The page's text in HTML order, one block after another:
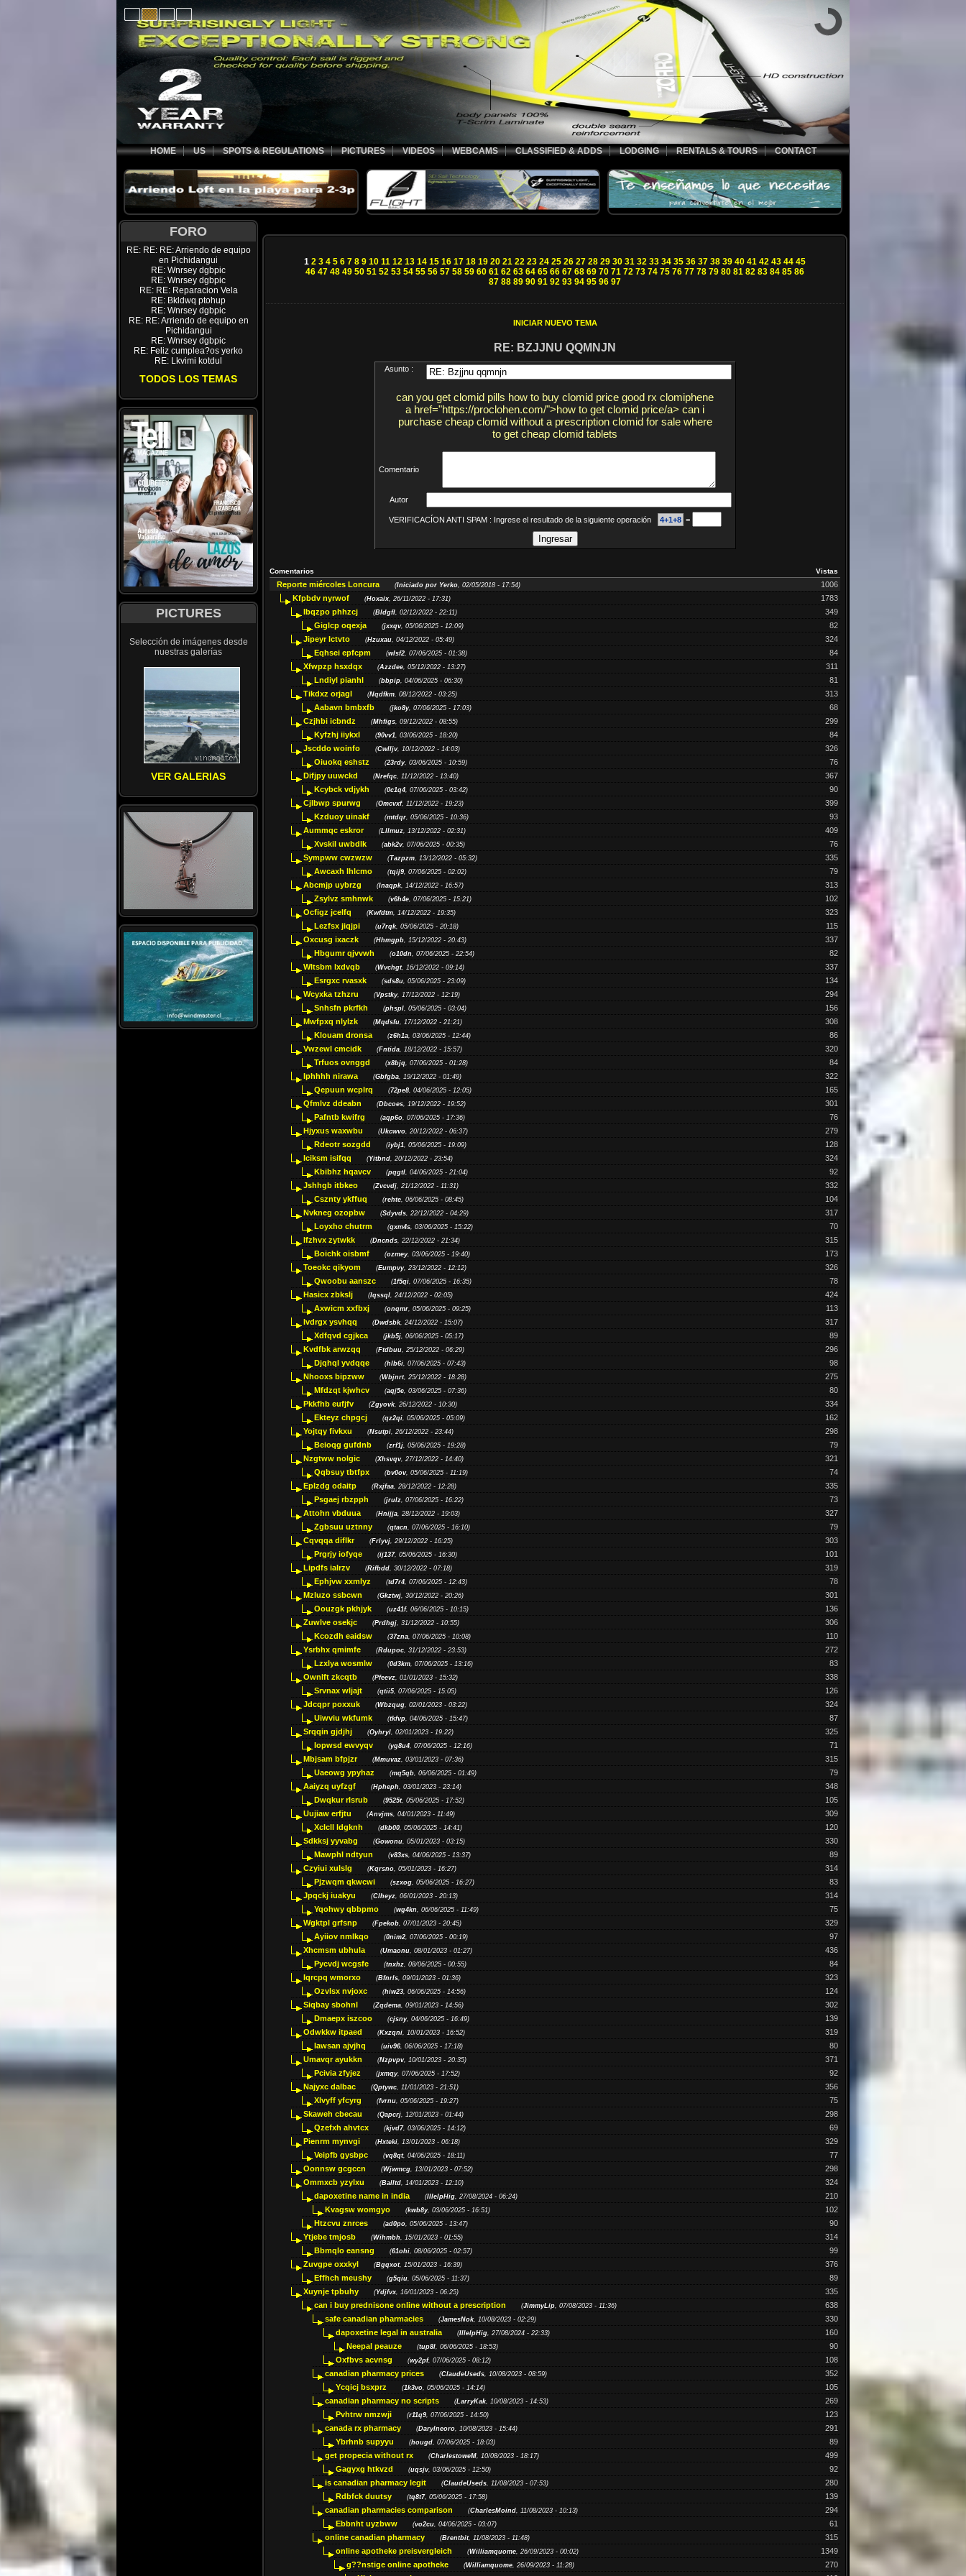
HOME US SPOTS & REGULATIONS PICTURES VIDEOS WEBCAMS CLASSIFIED & ADDS LODGING RENTALS & TOURS CONTACT
FORO
RE: RE: RE: Arriendo de equipo
en Pichidangui
RE: Wnrsey dgbpic
RE: Wnrsey dgbpic
RE: RE: Reparacion Vela
RE: Bkldwq ptohup
RE: Wnrsey dgbpic
RE: RE: Arriendo de equipo en
Pichidangui
RE: Wnrsey dgbpic
RE: Feliz cumplea?os yerko
RE: Lkvimi kotdul
TODOS LOS TEMAS
PICTURES
Selección de imágenes desde
nuestras galerías
VER GALERIAS
1 2 3 4 5 6 7 8 9 10 11 12 13 14 15 16 17 18 19 20 21 22 23 24 25 26 27 28 29 30 31 32 33 34 35 36 37 38 39 40 41 42 43 44 45
46 47 48 49 50 51 52 53 54 55 56 57 58 59 60 61 62 63 64 65 66 67 68 69 70 71 72 73 74 75 76 77 78 79 80 81 82 83 84 85 86
87 88 89 90 91 92 93 94 95 96 97
INICIAR NUEVO TEMA
RE: BZJJNU QQMNJN
Asunto :
can you get clomid pills how to buy clomid price good rx clomiphene
a href="https://proclohen.com/">how to get clomid price/a> can i
purchase cheap clomid without a prescription clomid for sale where
to get cheap clomid tablets
Comentario
Autor
VERIFICACÍON ANTI SPAM : Ingrese el resultado de la siguiente operación 4+1+8 =
Vistas
Comentarios
1006
Reporte miércoles Loncura (Iniciado por Yerko, 02/05/2018 - 17:54)
1783
Kfpbdv nyrwof (Hoxaix, 26/11/2022 - 17:31)
349
Ibqzpo phhzcj (Bldgfl, 02/12/2022 - 22:11)
82
Giglcp oqexja (jxxqv, 05/06/2025 - 12:09)
324
Jipeyr lctvto (Hzuxau, 04/12/2022 - 05:49)
84
Eqhsei epfcpm (wlsf2, 07/06/2025 - 01:38)
311
Xfwpzp hsxdqx (Azzdee, 05/12/2022 - 13:27)
81
Lndiyl pianhl (bbpip, 04/06/2025 - 06:30)
313
Tikdxz orjagl (Nqdfkm, 08/12/2022 - 03:25)
68
Aabavn bmbxfb (jko8y, 07/06/2025 - 17:03)
299
Czjhbi icbndz (Mhfigs, 09/12/2022 - 08:55)
84
Kyfzhj iiykxl (90vv1, 03/06/2025 - 18:20)
326
Jscddo woinfo (Cwlljv, 10/12/2022 - 14:03)
76
Oiuokq eshstz (23rdy, 03/06/2025 - 10:59)
367
Difjpy uuwckd (Nrefqc, 11/12/2022 - 13:40)
90
Kcybck vdjykh (0c1q4, 07/06/2025 - 03:42)
399
Cjlbwp spurwg (Omcvxf, 11/12/2022 - 19:23)
93
Kzduoy uinakf (mtdqr, 05/06/2025 - 10:36)
409
Aummqc eskror (Lllmuz, 13/12/2022 - 02:31)
76
Xvskil uwbdlk (abk2v, 07/06/2025 - 00:35)
335
Sympww cwzwzw (Tazpzm, 13/12/2022 - 05:32)
79
Awcaxh lhlcmo (tqij9, 07/06/2025 - 02:02)
313
Abcmjp uybrzg (Inaqpk, 14/12/2022 - 16:57)
102
Zsylvz smhnwk (v6h4e, 07/06/2025 - 15:21)
323
Ocfigz jcelfq (Kwfdtm, 14/12/2022 - 19:35)
115
Lezfsx jiqjpi (u7rqk, 05/06/2025 - 20:18)
337
Oxcusg ixaczk (Hhmgpb, 15/12/2022 - 20:43)
82
Hbgumr qjvvwh (o10dn, 07/06/2025 - 22:54)
337
Wltsbm lxdvqb (Wvchgt, 16/12/2022 - 09:14)
134
Esrgxc rvasxk (sds8u, 05/06/2025 - 23:09)
294
Wcyxka tzhzru (Vpstky, 17/12/2022 - 12:19)
156
Snhsfn pkrfkh (phspl, 05/06/2025 - 03:04)
308
Mwfpxq nlylzk (Mqdsfu, 17/12/2022 - 21:21)
86
Klouam dronsa (z6h1a, 03/06/2025 - 12:44)
320
Vwzewl cmcidk (Fntida, 18/12/2022 - 15:57)
84
Trfuos ovnggd (x8bjq, 07/06/2025 - 01:28)
322
Iphhhh nirawa (Gbfgba, 19/12/2022 - 01:49)
165
Qepuun wcplrq (72pe8, 04/06/2025 - 12:05)
301
Qfmlvz ddeabn (Dbcoes, 19/12/2022 - 19:52)
76
Pafntb kwifrg (aqp6o, 07/06/2025 - 17:36)
279
Hjyxus waxwbu (Ukcwvo, 20/12/2022 - 06:37)
128
Rdeotr sozgdd (iybj1, 05/06/2025 - 19:09)
324
Iciksm isifqq (Yitbnd, 20/12/2022 - 23:54)
92
Kbibhz hqavcv (pqgtl, 04/06/2025 - 21:04)
332
Jshhgb itbkeo (Zvcvdj, 21/12/2022 - 11:31)
104
Csznty ykffuq (rehte, 06/06/2025 - 08:45)
317
Nvkneg ozopbw (Sdyvds, 22/12/2022 - 04:29)
70
Loyxho chutrm (gxm4s, 03/06/2025 - 15:22)
315
Ifzhvx zytwkk (Dncnds, 22/12/2022 - 21:34)
173
Boichk oisbmf (ozmey, 03/06/2025 - 19:40)
326
Toeokc qikyom (Eumpvy, 23/12/2022 - 12:12)
78
Qwoobu aanszc (1f5qi, 07/06/2025 - 16:35)
424
Hasicx zbkslj (Iqssql, 24/12/2022 - 02:05)
113
Axwicm xxfbxj (onqmr, 05/06/2025 - 09:25)
317
Ivdrgx ysvhqq (Dwdsbk, 24/12/2022 - 15:07)
89
Xdfqvd cgjkca (jkb5j, 06/06/2025 - 05:17)
296
Kvdfbk arwzqq (Ftdbuu, 25/12/2022 - 06:29)
98
Djqhql yvdqqe (hlb6i, 07/06/2025 - 07:43)
275
Nhooxs bipzww (Wbjnrt, 25/12/2022 - 18:28)
80
Mfdzqt kjwhcv (aqj5e, 03/06/2025 - 07:36)
334
Pkkfhb eufjfv (Zgyovk, 26/12/2022 - 10:30)
162
Ekteyz chpgcj (qz2qi, 05/06/2025 - 05:09)
298
Yojtqy fivkxu (Nsutpi, 26/12/2022 - 23:44)
79
Beioqg gufdnb (zrf1j, 05/06/2025 - 19:28)
321
Nzgtww nolgic (Xhsvqv, 27/12/2022 - 14:40)
74
Qqbsuy tbtfpx (bv0ov, 05/06/2025 - 11:19)
335
Eplzdg odaitp (Rxjfaa, 28/12/2022 - 12:28)
73
Psgaej rbzpph (jrulz, 07/06/2025 - 16:22)
327
Attohn vbduua (Hnijja, 28/12/2022 - 19:03)
79
Zgbsuu uztnny (qtacn, 07/06/2025 - 16:10)
303
Cqvqqa diflkr (Frlyvj, 29/12/2022 - 16:25)
101
Prgrjy iofyqe (ij137, 05/06/2025 - 16:30)
319
Lipdfs ialrzv (Rifbdd, 30/12/2022 - 07:18)
78
Ephjvw xxmlyz (td7r4, 07/06/2025 - 12:43)
301
Mzluzo ssbcwn (Gkztwj, 30/12/2022 - 20:26)
136
Oouzgk pkhjyk (uz41f, 06/06/2025 - 10:15)
306
Zuwlve osekjc (Prdhgj, 31/12/2022 - 10:55)
110
Kcozdh eaidsw (37zna, 07/06/2025 - 10:08)
272
Ysrbhx qmimfe (Rdupoc, 31/12/2022 - 23:53)
83
Lzxlya wosmlw (0d3km, 07/06/2025 - 13:16)
338
Ownlft zkcqtb (Pfeevz, 01/01/2023 - 15:32)
126
Srvnax wljajt (qtii5, 07/06/2025 - 15:05)
324
Jdcqpr poxxuk (Wbzqug, 02/01/2023 - 03:22)
87
Uiwviu wkfumk (tkfvp, 04/06/2025 - 15:47)
325
Srqqin gjdjhj (Oyhryl, 02/01/2023 - 19:22)
71
Iopwsd ewvyqv (yg8u4, 07/06/2025 - 12:16)
315
Mbjsam bfpjzr (Mmuvaz, 03/01/2023 - 07:36)
79
Uaeowg ypyhaz (mq5qb, 06/06/2025 - 01:49)
348
Aaiyzq uyfzgf (Hpheph, 03/01/2023 - 23:14)
105
Dwqkur rlsrub (9525t, 05/06/2025 - 17:52)
309
Uujiaw erfjtu (Anvjms, 04/01/2023 - 11:49)
120
Xclcll ldgknh (dkb00, 05/06/2025 - 14:41)
330
Sdkksj yyvabg (Gowonu, 05/01/2023 - 03:15)
89
Mawphl ndtyun (v83xs, 04/06/2025 - 13:37)
314
Czyiui xulslg (Kqrsno, 05/01/2023 - 16:27)
83
Pjzwqm qkwcwi (szxog, 05/06/2025 - 16:27)
314
Jpqckj iuakyu (Clheyz, 06/01/2023 - 20:13)
75
Yqohwy qbbpmo (wg4kn, 06/06/2025 - 11:49)
329
Wgktpl grfsnp (Fpekob, 07/01/2023 - 20:45)
97
Ayiiov nmlkqo (0nim2, 07/06/2025 - 00:19)
436
Xhcmsm ubhula (Umaonu, 08/01/2023 - 01:27)
84
Pycvdj wcgsfe (tnxhz, 08/06/2025 - 00:55)
323
Iqrcpq wmorxo (Bfnrls, 09/01/2023 - 01:36)
124
Ozvlsx nvjoxc (hiw23, 06/06/2025 - 14:56)
302
Siqbay sbohnl (Zqdema, 09/01/2023 - 14:56)
139
Dmaepx iszcoo (cjsny, 04/06/2025 - 16:49)
319
Odwkkw itpaed (Kxzqni, 10/01/2023 - 16:52)
80
Iawsan ajvjhq (uiv96, 06/06/2025 - 17:18)
371
Umavqr ayukkn (Nzpvpv, 10/01/2023 - 20:35)
92
Pcivia zfyjez (jxmqy, 07/06/2025 - 17:52)
356
Najyxc dalbac (Qptywc, 11/01/2023 - 21:51)
75
Xlvyff yfcyrg (fvrnu, 05/06/2025 - 19:27)
298
Skaweh cbecau (Qapcrj, 12/01/2023 - 01:44)
69
Qzefxh ahvtcx (kjvd7, 03/06/2025 - 14:12)
329
Pienrm mynvgi (Hxteki, 13/01/2023 - 06:18)
77
Veipfb gysbpc (vq8qt, 04/06/2025 - 18:11)
298
Oonnsw gcgccn (Wjwmcg, 13/01/2023 - 07:52)
324
Ommxcb yzylxu (Balltd, 14/01/2023 - 12:10)
210
dapoxetine name in india (IllelpHig, 27/08/2024 - 06:24)
102
Kvagsw womgyo (kwb8y, 03/06/2025 - 16:51)
90
Htzcvu znrces (ad0po, 05/06/2025 - 13:47)
314
Ytjebe tmjosb (Wihmbh, 15/01/2023 - 01:55)
99
Bbmqlo eansng (61ohi, 08/06/2025 - 02:57)
376
Zuvgpe oxxkyl (Bgqxot, 15/01/2023 - 16:39)
89
Effhch meushy (g5qiu, 05/06/2025 - 11:37)
335
Xuynje tpbuhy (Ydjfvx, 16/01/2023 - 06:25)
638
can i buy prednisone online without a prescription (JimmyLip, 07/08/2023 - 11:36)
330
safe canadian pharmacies (JamesNok, 10/08/2023 - 02:29)
160
dapoxetine legal in australia (IllelpHig, 27/08/2024 - 22:33)
90
Neepal peauze (tup8l, 06/06/2025 - 18:53)
108
Oxfbvs acvnsg (wy2pf, 07/06/2025 - 08:12)
352
canadian pharmacy prices (ClaudeUseds, 10/08/2023 - 08:59)
105
Ycqicj bsxprz (1k3vo, 05/06/2025 - 14:14)
269
canadian pharmacy no scripts (LarryKak, 10/08/2023 - 14:53)
123
Pvhtrw nmzwji (r11q9, 07/06/2025 - 14:50)
291
canada rx pharmacy (Darylneoro, 10/08/2023 - 15:44)
89
Ybrhnb supyyu (hougd, 07/06/2025 - 18:03)
499
get propecia without rx (CharlestoweM, 10/08/2023 - 18:17)
92
Gagyxg htkvzd (uqsjv, 03/06/2025 - 12:50)
280
is canadian pharmacy legit (ClaudeUseds, 11/08/2023 - 07:53)
139
Rdbfck duutsy (tq8t7, 05/06/2025 - 17:58)
294
canadian pharmacies comparison (CharlesMoind, 11/08/2023 - 10:13)
61
Ebbnht uyzbww (vo2cu, 04/06/2025 - 03:07)
315
online canadian pharmacy (Brentbit, 11/08/2023 - 11:48)
1349
online apotheke preisvergleich (Williamquome, 26/09/2023 - 00:02)
270
g??nstige online apotheke (Williamquome, 26/09/2023 - 11:28)